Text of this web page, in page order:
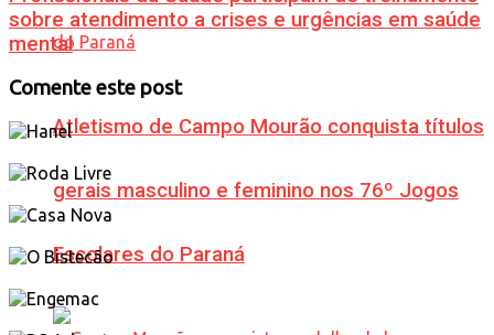
Atletismo de Campo Mourão conquista títulos
gerais masculino e feminino nos 76º Jogos
Escolares do Paraná
sobre atendimento a crises e urgências em saúde
mental
Comente este post